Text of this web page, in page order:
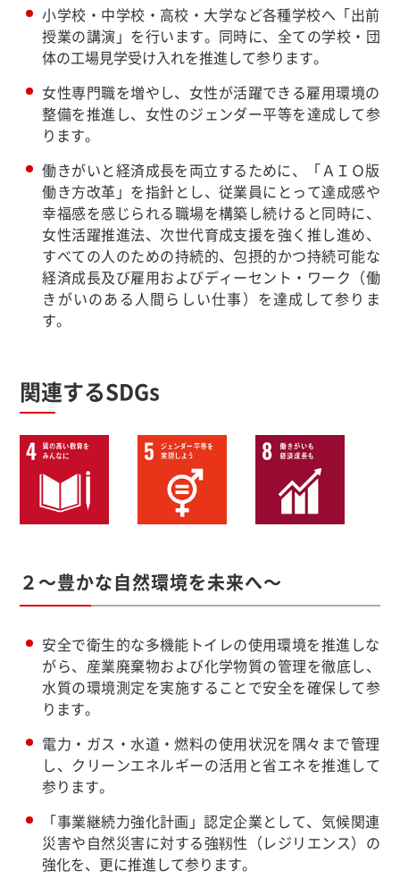
小学校・中学校・高校・大学など各種学校へ「出前
授業の講演」を行います。同時に、全ての学校・団
体の工場見学受け入れを推進して参ります。
女性専門職を増やし、女性が活躍できる雇用環境の
整備を推進し、女性のジェンダー平等を達成して参
ります。
働きがいと経済成長を両立するために、「ＡＩＯ版
働き方改革」を指針とし、従業員にとって達成感や
幸福感を感じられる職場を構築し続けると同時に、
女性活躍推進法、次世代育成支援を強く推し進め、
すべての人のための持続的、包摂的かつ持続可能な
経済成長及び雇用およびディーセント・ワーク（働
きがいのある人間らしい仕事）を達成して参りま
す。
関連するSDGs
２～豊かな自然環境を未来へ～
安全で衛生的な多機能トイレの使用環境を推進しな
がら、産業廃棄物および化学物質の管理を徹底し、
水質の環境測定を実施することで安全を確保して参
ります。
電力・ガス・水道・燃料の使用状況を隅々まで管理
し、クリーンエネルギーの活用と省エネを推進して
参ります。
「事業継続力強化計画」認定企業として、気候関連
災害や自然災害に対する強靱性（レジリエンス）の
強化を、更に推進して参ります。